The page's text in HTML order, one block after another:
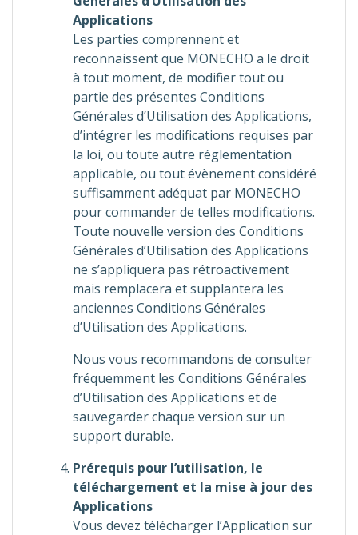
Applications
Les parties comprennent et
reconnaissent que MONECHO a le droit
à tout moment, de modifier tout ou
partie des présentes Conditions
Générales d’Utilisation des Applications,
d’intégrer les modifications requises par
la loi, ou toute autre réglementation
applicable, ou tout évènement considéré
suffisamment adéquat par MONECHO
pour commander de telles modifications.
Toute nouvelle version des Conditions
Générales d’Utilisation des Applications
ne s’appliquera pas rétroactivement
mais remplacera et supplantera les
anciennes Conditions Générales
d’Utilisation des Applications.
Nous vous recommandons de consulter
fréquemment les Conditions Générales
d’Utilisation des Applications et de
sauvegarder chaque version sur un
support durable.
Prérequis pour l’utilisation, le
téléchargement et la mise à jour des
Applications
Vous devez télécharger l’Application sur